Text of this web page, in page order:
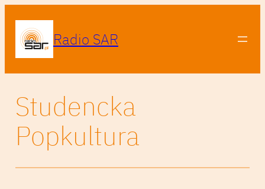
Radio SAR
Studencka
Popkultura